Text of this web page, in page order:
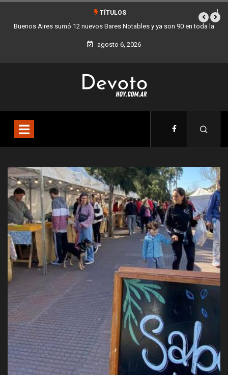
TÍTULOS
Los stands móviles de la Ciudad llegan esta semana a Villa Devoto
agosto 6, 2026